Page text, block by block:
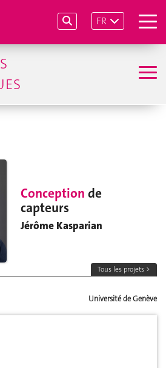
FR
Conception de
capteurs
Jérôme Kasparian
Tous les projets >
Université de Genève